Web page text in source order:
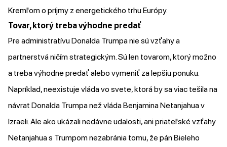
Kremľom o príjmy z energetického trhu Európy.
Tovar, ktorý treba výhodne predať
Pre administratívu Donalda Trumpa nie sú vzťahy a
partnerstvá ničím strategickým. Sú len tovarom, ktorý možno
a treba výhodne predať alebo vymeniť za lepšiu ponuku.
Napríklad, neexistuje vláda vo svete, ktorá by sa viac tešila na
návrat Donalda Trumpa než vláda Benjamina Netanjahua v
Izraeli. Ale ako ukázali nedávne udalosti, ani priateľské vzťahy
Netanjahua s Trumpom nezabránia tomu, že pán Bieleho